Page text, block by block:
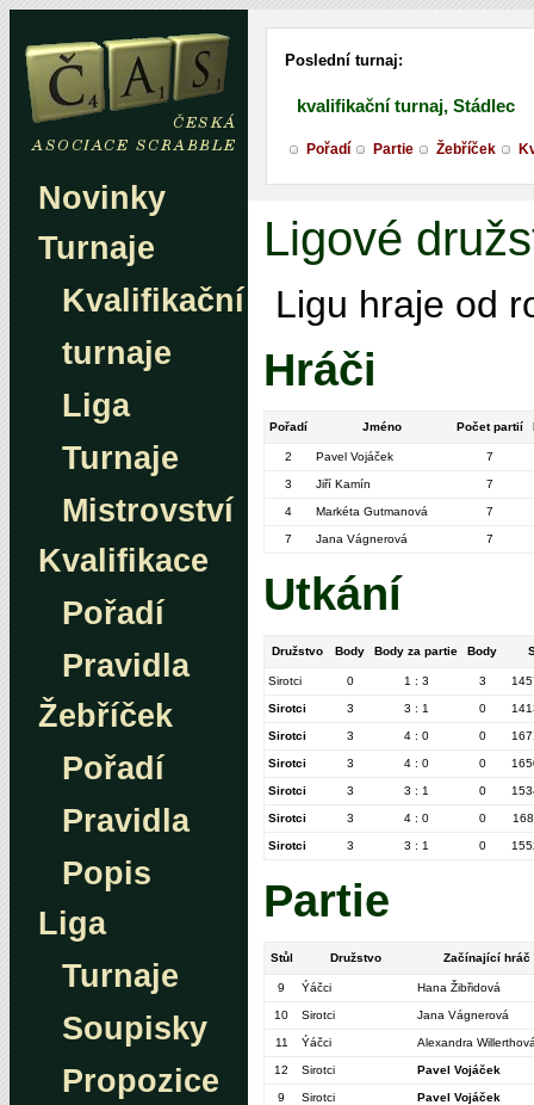
Novinky
Turnaje
Kvalifikační
turnaje
Liga
Turnaje
Mistrovství
Kvalifikace
Pořadí
Pravidla
Žebříček
Pořadí
Pravidla
Popis
Liga
Turnaje
Soupisky
Propozice
Poslední turnaj:
kvalifikační turnaj, Stádlec
Pořadí Partie Žebříček
Ligové
Ligu hraje od
Hráči
Pořadí Jméno Počet partií
2 Pavel Vojáček 7
3 Jiří Kamín 7
4 Markéta Gutmanová 7
7 Jana Vágnerová 7
Utkání
Družstvo Body Body za partie Body
Sirotci 0 1 : 3 3
Sirotci 3 3 : 1 0
Sirotci 3 4 : 0 0
Sirotci 3 4 : 0 0
Sirotci 3 3 : 1 0
Sirotci 3 4 : 0 0
Sirotci 3 3 : 1 0
Partie
Stůl Družstvo Začínající hráč
9 Ýáčci Hana Žibřidová
10 Sirotci Jana Vágnerová
11 Ýáčci Alexandra
12 Sirotci Pavel Vojáček
9 Sirotci Pavel Vojáček